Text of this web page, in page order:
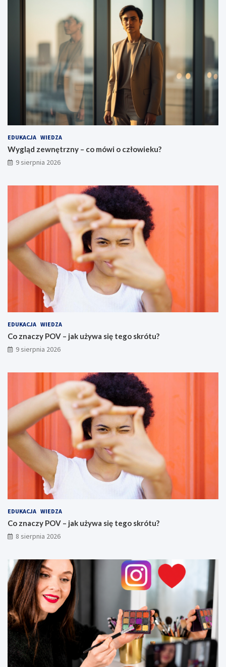
EDUKACJA WIEDZA
Wygląd zewnętrzny – co mówi o człowieku?
9 sierpnia 2026
EDUKACJA WIEDZA
Co znaczy POV – jak używa się tego skrótu?
9 sierpnia 2026
EDUKACJA WIEDZA
Co znaczy POV – jak używa się tego skrótu?
8 sierpnia 2026